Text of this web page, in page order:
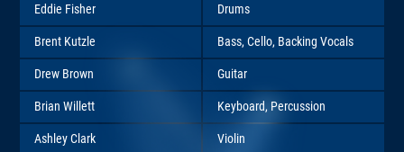
Eddie Fisher Drums
Brent Kutzle Bass, Cello, Backing Vocals
Drew Brown Guitar
Brian Willett Keyboard, Percussion
Ashley Clark Violin